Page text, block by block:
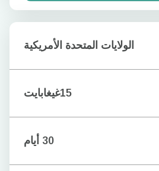
الولايات المتحدة الأمريكية
15غيغابايت
30 أيام